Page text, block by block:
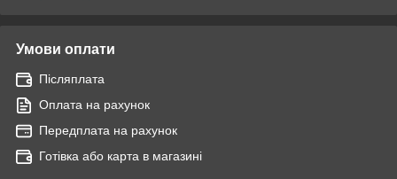
Умови оплати
Післяплата
Оплата на рахунок
Передплата на рахунок
Готівка або карта в магазині